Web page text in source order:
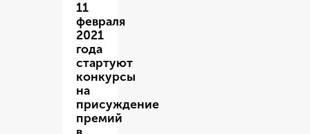
11
февраля
2021
года
стартуют
конкурсы
на
присуждение
премий